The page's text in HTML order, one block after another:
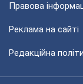
Правова
Реклама на сайті
Редакційна